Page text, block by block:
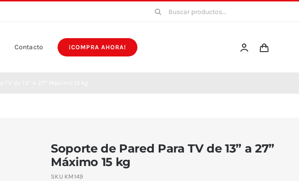
Buscar:
Contacto ¡COMPRA AHORA!
Soporte de Pared Para TV de 13” a 27”
Máximo 15 kg
SKU KM149